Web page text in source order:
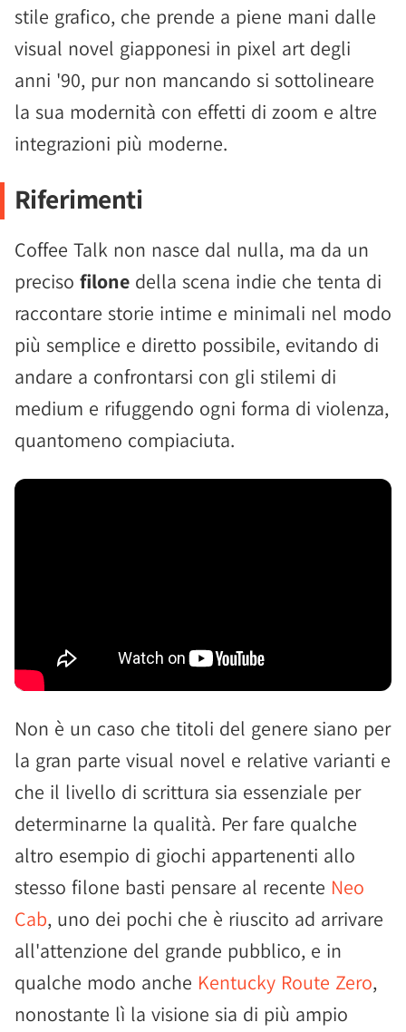
stile grafico, che prende a piene mani dalle
visual novel giapponesi in pixel art degli
anni '90, pur non mancando si sottolineare
la sua modernità con effetti di zoom e altre
integrazioni più moderne.
Riferimenti
Coffee Talk non nasce dal nulla, ma da un
preciso filone della scena indie che tenta di
raccontare storie intime e minimali nel modo
più semplice e diretto possibile, evitando di
andare a confrontarsi con gli stilemi di
medium e rifuggendo ogni forma di violenza,
quantomeno compiaciuta.
Non è un caso che titoli del genere siano per
la gran parte visual novel e relative varianti e
che il livello di scrittura sia essenziale per
determinarne la qualità. Per fare qualche
altro esempio di giochi appartenenti allo
stesso filone basti pensare al recente Neo
Cab, uno dei pochi che è riuscito ad arrivare
all'attenzione del grande pubblico, e in
qualche modo anche Kentucky Route Zero,
nonostante lì la visione sia di più ampio